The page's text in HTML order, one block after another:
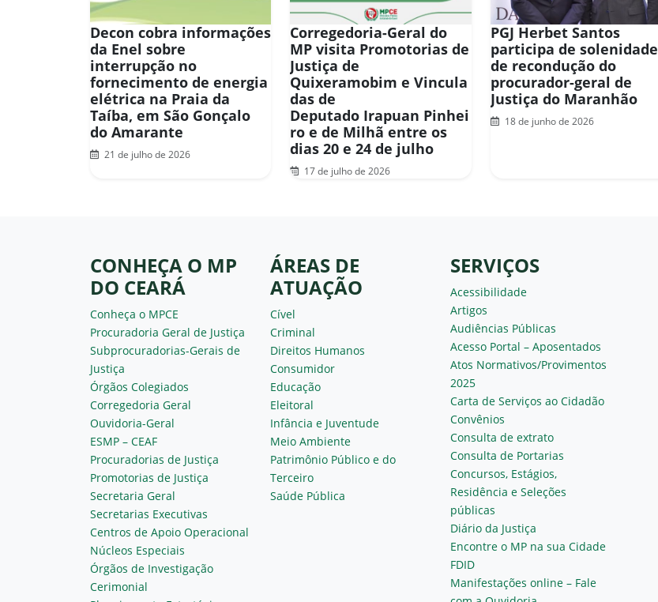
Decon cobra informações
da Enel sobre
interrupção no
fornecimento de energia
elétrica na Praia da
Taíba, em São Gonçalo
do Amarante
21 de julho de 2026
Corregedoria-Geral do
MP visita Promotorias de
Justiça de
Quixeramobim e Vincula
das de
Deputado Irapuan Pinhei
ro e de Milhã entre os
dias 20 e 24 de julho
17 de julho de 2026
PGJ Herbet Santos
participa de solenidade
de recondução do
procurador-geral de
Justiça do Maranhão
18 de junho de 2026
CONHEÇA O MP
DO CEARÁ
Conheça o MPCE
Procuradoria Geral de Justiça
Subprocuradorias-Gerais de
Justiça
Órgãos Colegiados
Corregedoria Geral
Ouvidoria-Geral
ESMP – CEAF
Procuradorias de Justiça
Promotorias de Justiça
Secretaria Geral
Secretarias Executivas
Centros de Apoio Operacional
Núcleos Especiais
Órgãos de Investigação
Cerimonial
ÁREAS DE
ATUAÇÃO
Cível
Criminal
Direitos Humanos
Consumidor
Educação
Eleitoral
Infância e Juventude
Meio Ambiente
Patrimônio Público e do
Terceiro
Saúde Pública
SERVIÇOS
Acessibilidade
Artigos
Audiências Públicas
Acesso Portal – Aposentados
Atos Normativos/Provimentos
2025
Carta de Serviços ao Cidadão
Convênios
Consulta de extrato
Consulta de Portarias
Concursos, Estágios,
Residência e Seleções
públicas
Diário da Justiça
Encontre o MP na sua Cidade
FDID
Manifestações online – Fale